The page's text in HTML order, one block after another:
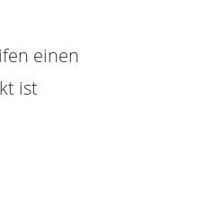
einen
ist